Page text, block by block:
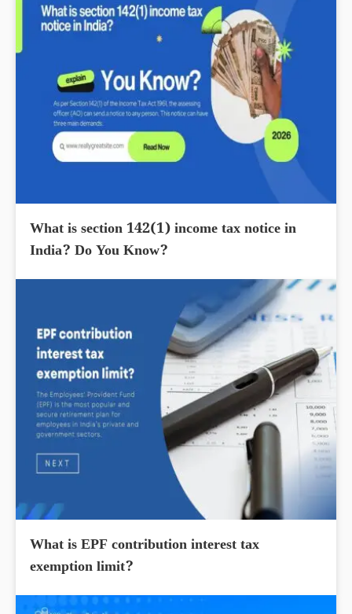
What is section 142(1) income tax notice in
India? Do You Know?
What is EPF contribution interest tax
exemption limit?